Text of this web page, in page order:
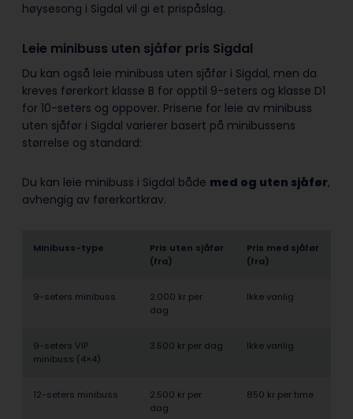
høysesong i Sigdal vil gi et prispåslag.
Leie minibuss uten sjåfør pris Sigdal
Du kan også leie minibuss uten sjåfør i Sigdal, men da
kreves førerkort klasse B for opptil 9-seters og klasse D1
for 10-seters og oppover. Prisene for leie av minibuss
uten sjåfør i Sigdal varierer basert på minibussens
størrelse og standard:
Du kan leie minibuss i Sigdal både med og uten sjåfør,
avhengig av førerkortkrav.
Minibuss-type
Pris uten sjåfør
(fra)
Pris med sjåfør
(fra)
9-seters minibuss
2.000 kr per
dag
Ikke vanlig
9-seters VIP
minibuss (4×4)
3.500 kr per dag Ikke vanlig
12-seters minibuss
2.500 kr per
dag
850 kr per time